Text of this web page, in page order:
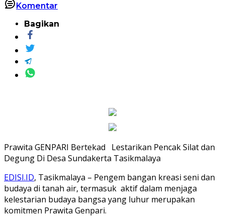
Komentar
Bagikan
Prawita GENPARI Bertekad Lestarikan Pencak Silat dan
Degung Di Desa Sundakerta Tasikmalaya
EDISI.ID, Tasikmalaya – Pengem bangan kreasi seni dan
budaya di tanah air, termasuk aktif dalam menjaga
kelestarian budaya bangsa yang luhur merupakan
komitmen Prawita Genpari.